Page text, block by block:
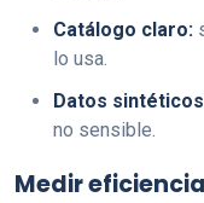
Catálogo claro:
lo usa.
Datos
no sensible.
Medir